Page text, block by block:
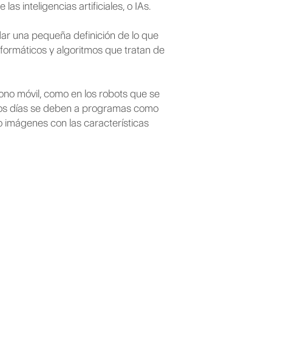
inteligencias artificiales, o IAs.
una pequeña definición de lo que
y algoritmos que tratan de
móvil, como en los robots que se
días se deben a programas como
imágenes con las características